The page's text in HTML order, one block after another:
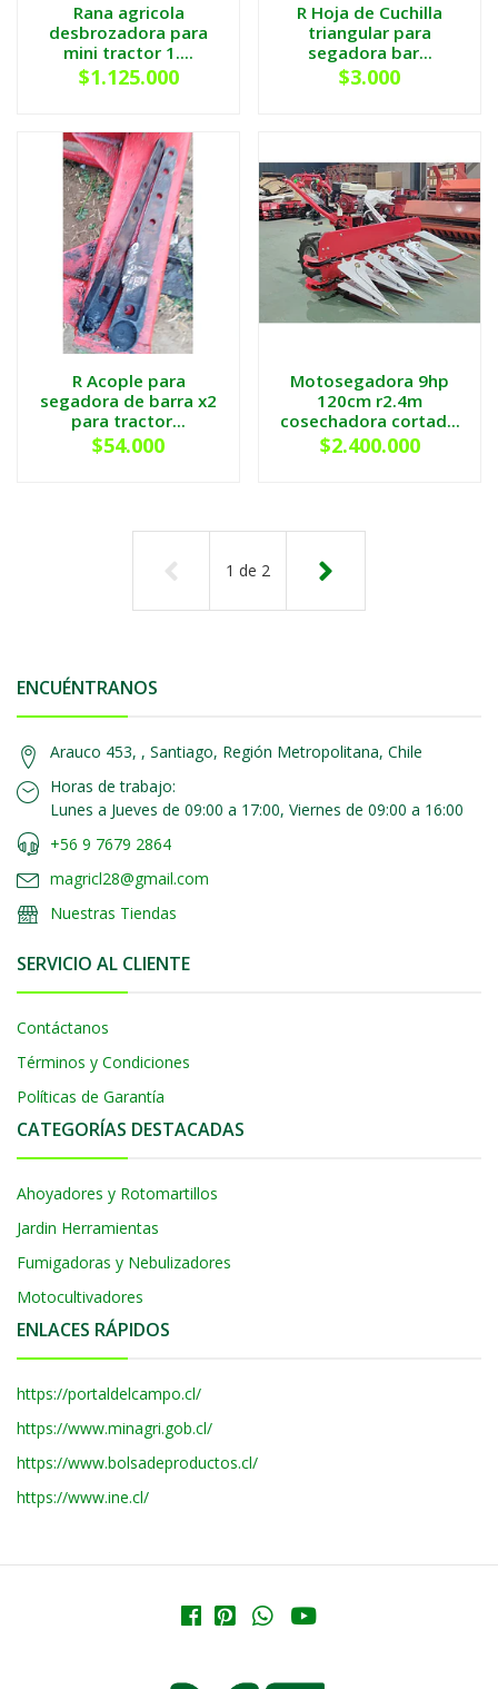
Rana agricola
desbrozadora para
mini tractor 1....
$1.125.000
R Hoja de Cuchilla
triangular para
segadora bar...
$3.000
R Acople para
segadora de barra x2
para tractor...
$54.000
Motosegadora 9hp
120cm r2.4m
cosechadora cortad...
$2.400.000
1 de 2
ENCUÉNTRANOS
Arauco 453, , Santiago, Región Metropolitana, Chile
Horas de trabajo:
Lunes a Jueves de 09:00 a 17:00, Viernes de 09:00 a 16:00
+56 9 7679 2864
magricl28@gmail.com
Nuestras Tiendas
SERVICIO AL CLIENTE
Contáctanos
Términos y Condiciones
Políticas de Garantía
CATEGORÍAS DESTACADAS
Ahoyadores y Rotomartillos
Jardin Herramientas
Fumigadoras y Nebulizadores
Motocultivadores
ENLACES RÁPIDOS
https://portaldelcampo.cl/
https://www.minagri.gob.cl/
https://www.bolsadeproductos.cl/
https://www.ine.cl/